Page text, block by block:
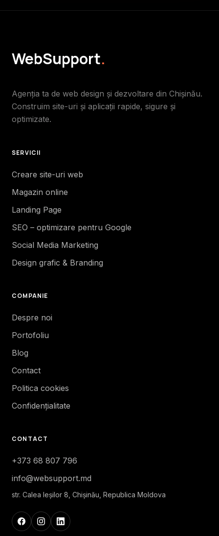
WebSupport.
Agenția ta de web design și dezvoltare din Chișinău.
Construim site-uri și aplicații rapide, sigure și
optimizate.
SERVICII
Creare site-uri web
Magazin online
Landing Page
SEO – optimizare pentru Google
Social Media Marketing
Design grafic & Branding
COMPANIE
Despre noi
Portofoliu
Blog
Contact
Politica cookies
Confidențialitate
CONTACT
+373 68 807 796
info@websupport.md
str. Calea Ieşilor 8, Chișinău, Republica Moldova